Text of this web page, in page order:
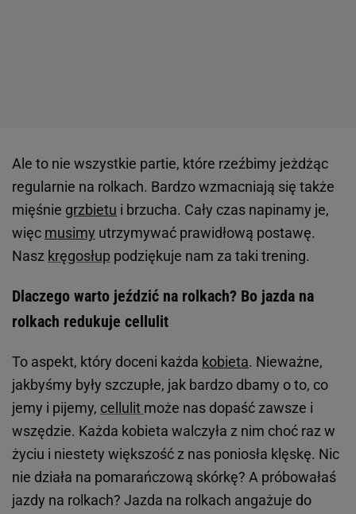
Ale to nie wszystkie partie, które rzeźbimy jeżdżąc
regularnie na rolkach. Bardzo wzmacniają się także
mięśnie grzbietu i brzucha. Cały czas napinamy je,
więc musimy utrzymywać prawidłową postawę.
Nasz kręgosłup podziękuje nam za taki trening.
Dlaczego warto jeździć na rolkach? Bo jazda na
rolkach redukuje cellulit
To aspekt, który doceni każda kobieta. Nieważne,
jakbyśmy były szczupłe, jak bardzo dbamy o to, co
jemy i pijemy, cellulit może nas dopaść zawsze i
wszędzie. Każda kobieta walczyła z nim choć raz w
życiu i niestety większość z nas poniosła klęskę. Nic
nie działa na pomarańczową skórkę? A próbowałaś
jazdy na rolkach? Jazda na rolkach angażuje do